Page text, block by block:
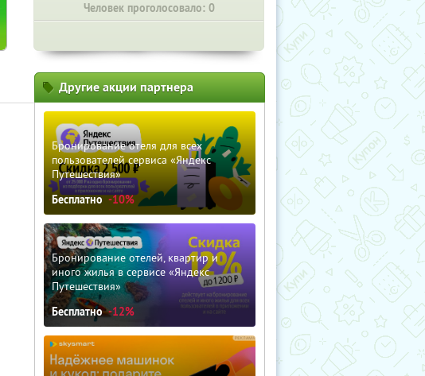
Человек проголосовало: 0
Другие акции партнера
Бронирование отеля для всех
пользователей сервиса «Яндекс
Путешествия»
Бесплатно -10%
Бронирование отелей, квартир и
иного жилья в сервисе «Яндекс
Путешествия»
Бесплатно -12%